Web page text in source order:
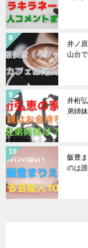
井ノ
山台
井桁
弟姉
飯豊
のは誰